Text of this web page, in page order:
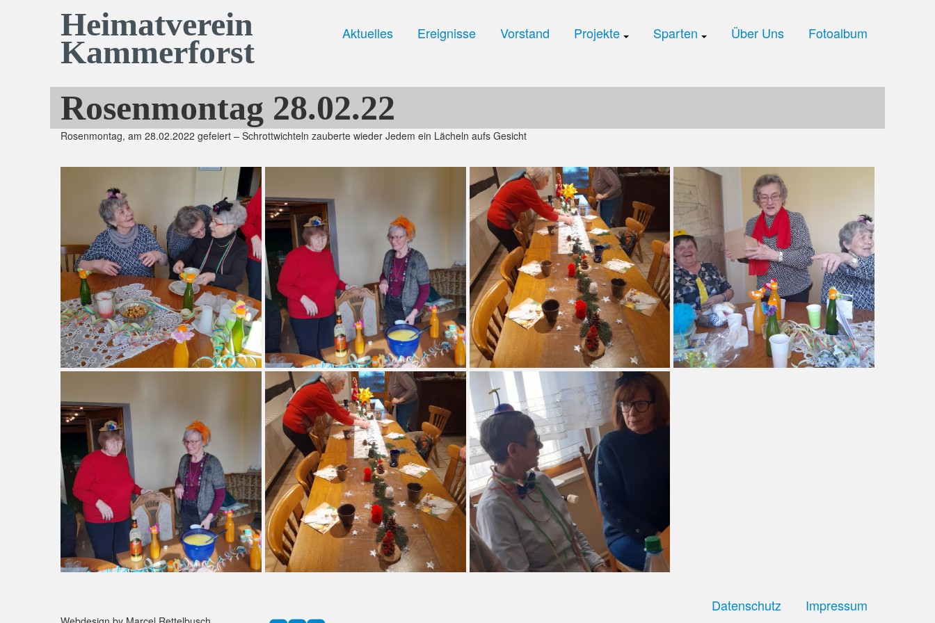
Heimatverein
Kammerforst
Aktuelles Ereignisse Vorstand Projekte Sparten Über Uns Fotoalbum
Rosenmontag 28.02.22
Rosenmontag, am 28.02.2022 gefeiert – Schrottwichteln zauberte wieder Jedem ein Lächeln aufs Gesicht
Datenschutz Impressum